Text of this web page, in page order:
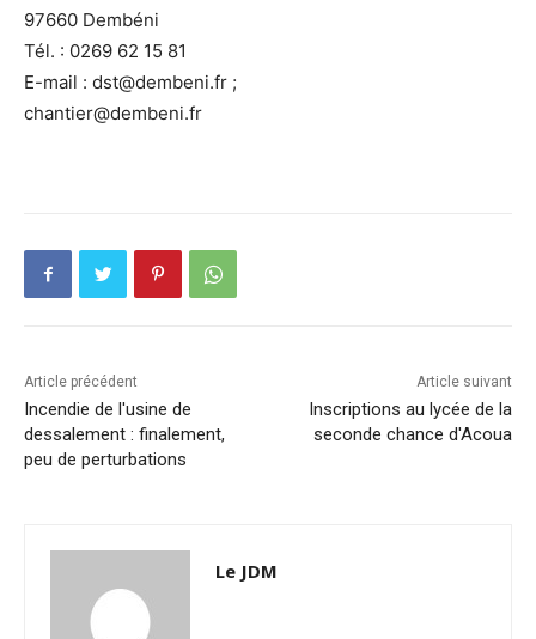
97660 Dembéni
Tél. : 0269 62 15 81
E-mail : dst@dembeni.fr ;
chantier@dembeni.fr
Article précédent
Incendie de l'usine de
dessalement : finalement,
peu de perturbations
Article suivant
Inscriptions au lycée de la
seconde chance d'Acoua
Le JDM